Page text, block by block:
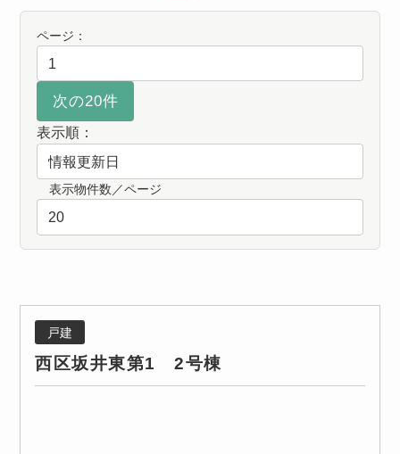
ページ：
表示順：
表示物件数／ページ
戸建
西区坂井東第1 2号棟